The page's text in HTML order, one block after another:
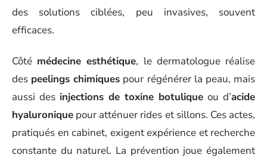
des solutions ciblées, peu invasives, souvent
efficaces.
Côté médecine esthétique, le dermatologue réalise
des peelings chimiques pour régénérer la peau, mais
aussi des injections de toxine botulique ou d’acide
hyaluronique pour atténuer rides et sillons. Ces actes,
pratiqués en cabinet, exigent expérience et recherche
constante du naturel. La prévention joue également